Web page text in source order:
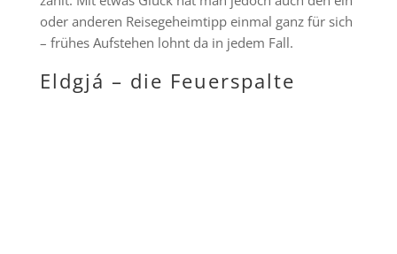
oder anderen Reisegeheimtipp einmal ganz für sich
– frühes Aufstehen lohnt da in jedem Fall.
Eldgjá – die Feuerspalte